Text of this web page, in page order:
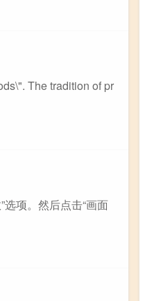
The tradition of pr
项。然后点击“画面